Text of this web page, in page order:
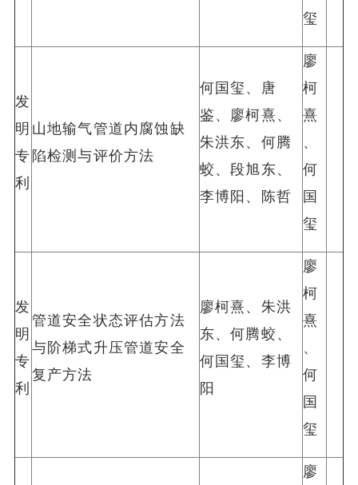
玺
发
明
专
利
山地输气管道内腐蚀缺
陷检测与评价方法
何国玺、唐
鉴、廖柯熹、
朱洪东、何腾
蛟、段旭东、
李博阳、陈哲
廖
柯
熹
、
何
国
玺
发
明
专
利
管道安全状态评估方法
与阶梯式升压管道安全
复产方法
廖柯熹、朱洪
东、何腾蛟、
何国玺、李博
阳
廖
柯
熹
、
何
国
玺
廖